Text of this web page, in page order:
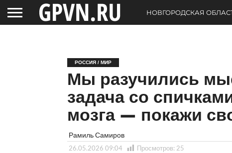
НОВГОРОДСКАЯ
РОССИЯ / МИР
Мы разучились
задача со
мозга — покажи
Рамиль Самиров
26.05.2026 09:04 Просмотров: 25